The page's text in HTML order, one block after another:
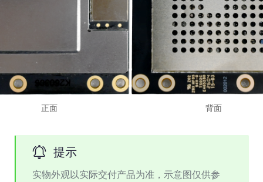
正面 背面
提示
实物外观以实际交付产品为准，示意图仅供参